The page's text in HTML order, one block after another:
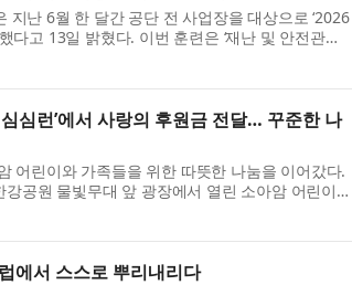
지난 6월 한 달간 공단 전 사업장을 대상으로 ‘2026
다고 13일 밝혔다. 이번 훈련은 ‘재난 및 안전관리
, 공단 직원 82명과 이용고객·지역주민·유...
심심런’에서 사랑의 후원금 전달… 꾸준한 나
어린이와 가족들을 위한 따뜻한 나눔을 이어갔다.
공원 물빛무대 앞 광장에서 열린 소아암 어린이
’에 참석해 한국백혈병소아암협회에 후원금을...
에서 스스로 뿌리내리다